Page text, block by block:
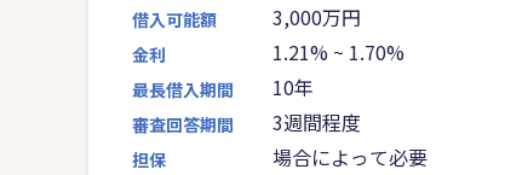
借入可能額 3,000万円
金利 1.21% ~ 1.70%
最長借入期間 10年
審査回答期間 3週間程度
担保 場合によって必要